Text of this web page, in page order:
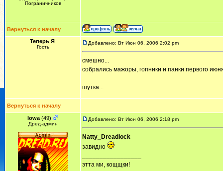
Пограничников
Вернуться к началу
Теперь Я
Гость
Добавлено: Вт Июн 06, 2006 2:02 pm
смешно...
собрались мажоры, гопники и панки первого
шутка...
Вернуться к началу
Iowa (49)
Дред-админ
Добавлено: Вт Июн 06, 2006 2:18 pm
Natty_Dreadlock
завидно
этта ми, кощщки!